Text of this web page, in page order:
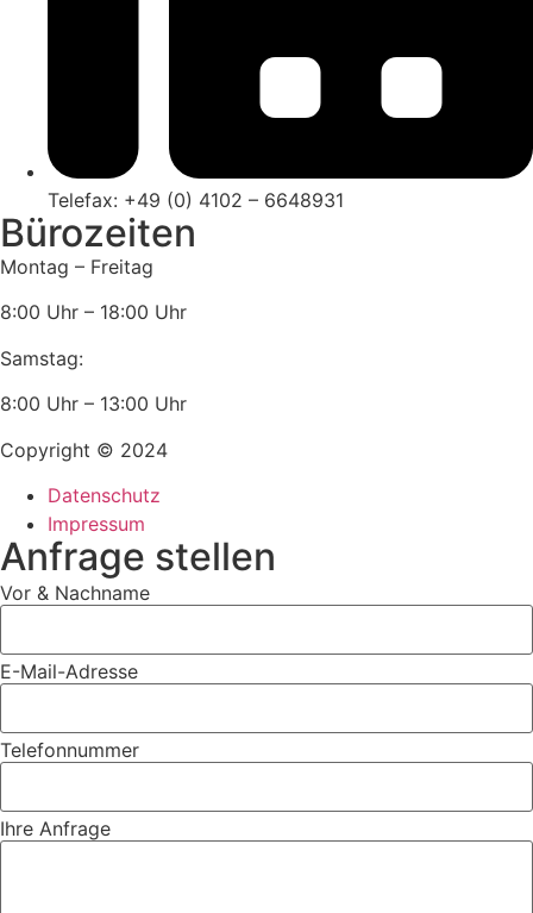
Telefax: +49 (0) 4102 – 6648931
Bürozeiten
Montag – Freitag
8:00 Uhr – 18:00 Uhr
Samstag:
8:00 Uhr – 13:00 Uhr
Copyright © 2024
Datenschutz
Impressum
Anfrage stellen
Vor & Nachname
E-Mail-Adresse
Telefonnummer
Ihre Anfrage